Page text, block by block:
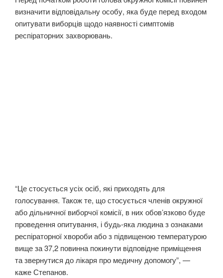
визначити відповідальну особу, яка буде перед входом
опитувати виборців щодо наявності симптомів
респіраторних захворювань.
“Це стосується усіх осіб, які приходять для
голосування. Також те, що стосується членів окружної
або дільничної виборчої комісії, в них обов’язково буде
проведення опитування, і будь-яка людина з ознаками
респіраторної хвороби або з підвищеною температурою
вище за 37,2 повинна покинути відповідне приміщення
та звернутися до лікаря про медичну допомогу”, —
каже Степанов.